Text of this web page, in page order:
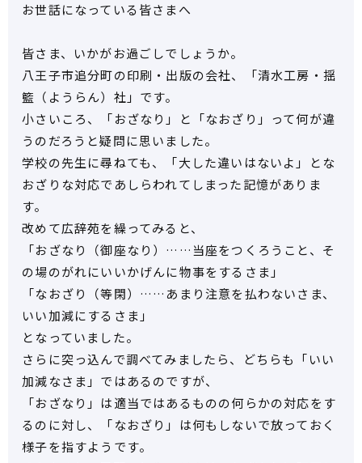
お世話になっている皆さまへ
皆さま、いかがお過ごしでしょうか。
八王子市追分町の印刷・出版の会社、「清水工房・揺
籃（ようらん）社」です。
小さいころ、「おざなり」と「なおざり」って何が違
うのだろうと疑問に思いました。
学校の先生に尋ねても、「大した違いはないよ」とな
おざりな対応であしらわれてしまった記憶がありま
す。
改めて広辞苑を繰ってみると、
「おざなり（御座なり）……当座をつくろうこと、そ
の場のがれにいいかげんに物事をするさま」
「なおざり（等閑）……あまり注意を払わないさま、
いい加減にするさま」
となっていました。
さらに突っ込んで調べてみましたら、どちらも「いい
加減なさま」ではあるのですが、
「おざなり」は適当ではあるものの何らかの対応をす
るのに対し、「なおざり」は何もしないで放っておく
様子を指すようです。